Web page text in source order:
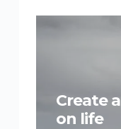
Create
on life